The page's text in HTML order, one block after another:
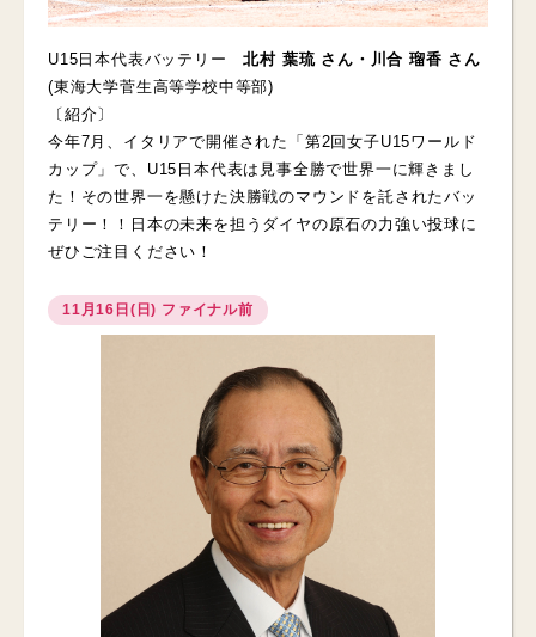
U15日本代表バッテリー北村 葉琉 さん・川合 瑠香 さん
(東海大学菅生高等学校中等部)
〔紹介〕
今年7月、イタリアで開催された「第2回女子U15ワールド
カップ」で、U15日本代表は見事全勝で世界一に輝きまし
た！その世界一を懸けた決勝戦のマウンドを託されたバッ
テリー！！日本の未来を担うダイヤの原石の力強い投球に
ぜひご注目ください！
11月16日(日) ファイナル前